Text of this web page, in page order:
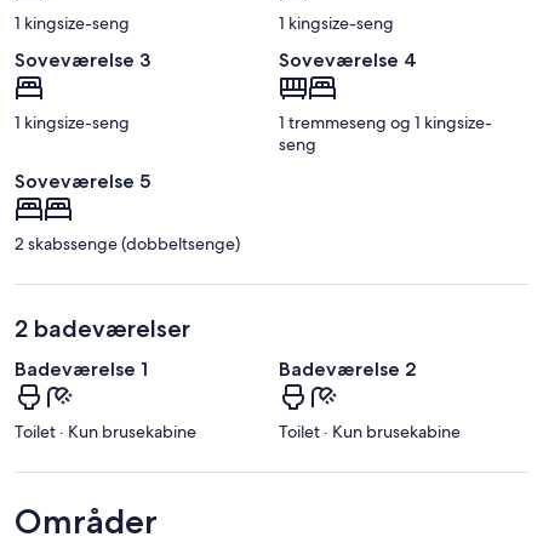
1 kingsize-seng 1 kingsize-seng
Soveværelse 3
1 kingsize-seng
Soveværelse 4
1 tremmeseng og 1 kingsize-
seng
Soveværelse 5
2 skabssenge (dobbeltsenge)
2 badeværelser
Badeværelse 1
Toilet · Kun brusekabine
Badeværelse 2
Toilet · Kun brusekabine
Områder